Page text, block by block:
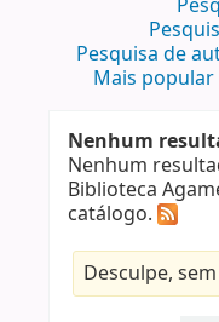
Pesquisa de
Mais popular
Nenhum
Nenhum
Biblioteca
catálogo.
Desculpe,